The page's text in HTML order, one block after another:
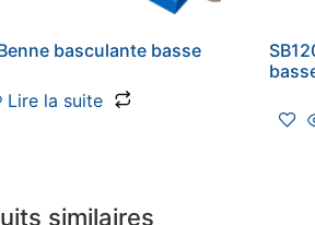
basculante basse
Lire la suite
similaires